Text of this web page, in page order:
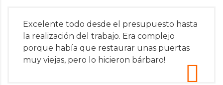
Excelente todo desde el presupuesto hasta
la realización del trabajo. Era complejo
porque había que restaurar unas puertas
muy viejas, pero lo hicieron bárbaro!